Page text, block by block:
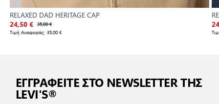
RELAXED DAD HERITAGE CAP
24,50 € 35,00 €
Τιμή Αναφοράς: 35,00 €
ΕΓΓΡΑΦΕΙΤΕ ΣΤΟ NEWSLETTER ΤΗΣ
LEVI'S®